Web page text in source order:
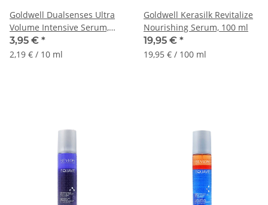
Goldwell Dualsenses Ultra
Volume Intensive Serum,
18ml
3,95 € *
2,19 € / 10 ml
Goldwell Kerasilk Revitalize
Nourishing Serum, 100 ml
19,95 € *
19,95 € / 100 ml